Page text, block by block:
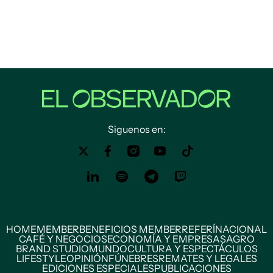
Siguenos en:
HOMEMEMBERBENEFICIOS MEMBERREFERÍNACIONAL
CAFÉ Y NEGOCIOSECONOMÍA Y EMPRESASAGRO
BRAND STUDIOMUNDOCULTURA Y ESPECTÁCULOS
LIFESTYLEOPINIÓNFÚNEBRESREMATES Y LEGALES
EDICIONES ESPECIALESPUBLICACIONES